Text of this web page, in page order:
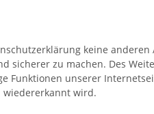
keine
sicherer zu machen. Des
Funktionen unserer
wiedererkannt wird.